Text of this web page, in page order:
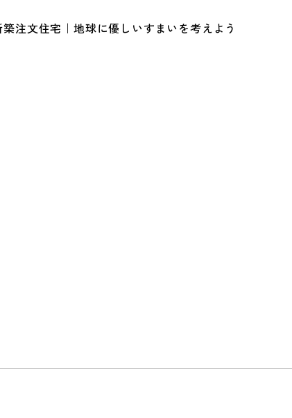
注文住宅｜地球に優しいすまいを考えよう